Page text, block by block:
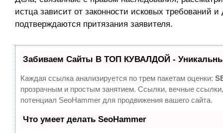
истца зависит от законности исковых требований
подтверждаются притязания заявителя.
Забиваем Сайты В ТОП КУВАЛДОЙ -
Каждая ссылка анализируется по трем пакетам оценки:
прозрачным и простым занятием. Ссылки, вечные
потенциал SeoHammer для продвижения вашего сайта.
Что умеет делать SeoHammer